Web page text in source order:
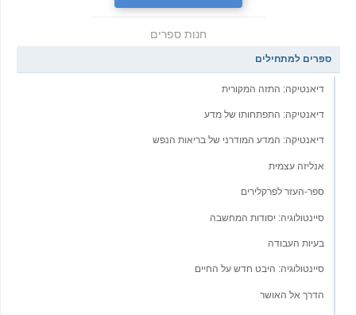
חנות ספרים
ספרים למתחילים
דיאנטיקה: התזה המקורית
דיאנטיקה: התפתחותו של מדע
דיאנטיקה: המדע המודרני של בריאות הנפש
אנליזה עצמית
ספר-העזר לפרקלירים
סיינטולוגיה: יסודות המחשבה
בעיות העבודה
סיינטולוגיה: היבט חדש על החיים
הדרך אל האושר